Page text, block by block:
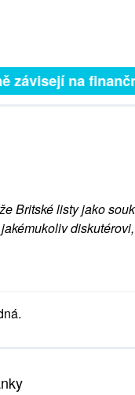
závisejí na
Britské listy jako